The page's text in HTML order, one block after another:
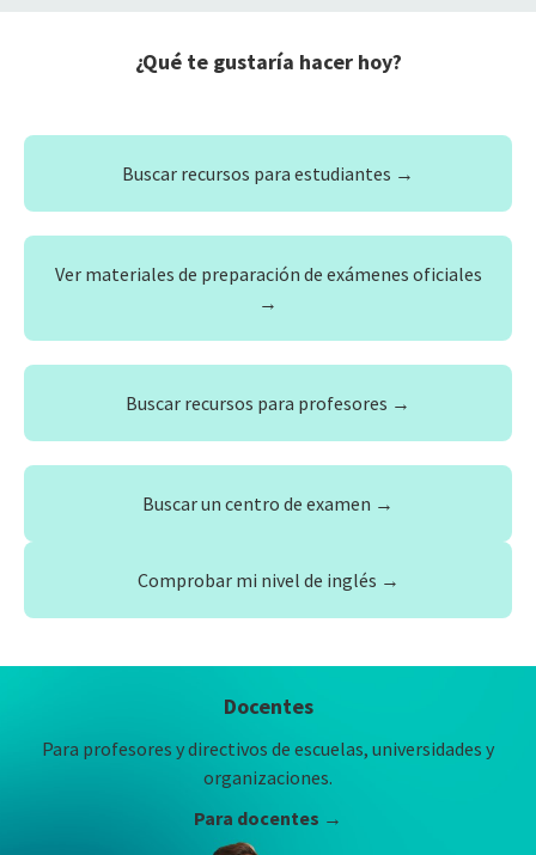
¿Qué te gustaría hacer hoy?
Buscar recursos para estudiantes →
Ver materiales de preparación de exámenes oficiales
→
Buscar recursos para profesores →
Buscar un centro de examen →
Comprobar mi nivel de inglés →
Docentes
Para profesores y directivos de escuelas, universidades y
organizaciones.
Para docentes →